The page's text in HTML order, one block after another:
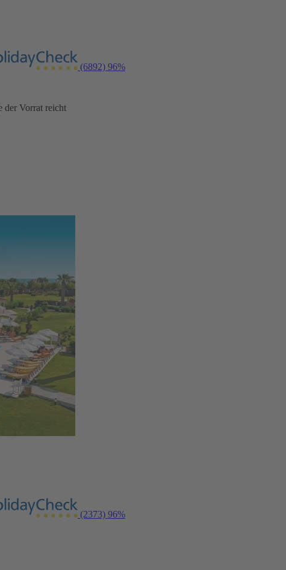
(6892) 96%
der Vorrat reicht
(2373) 96%